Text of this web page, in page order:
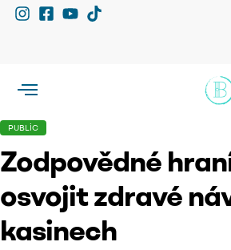
PUBLIC
Zodpovědné
osvojit zdravé
kasinech